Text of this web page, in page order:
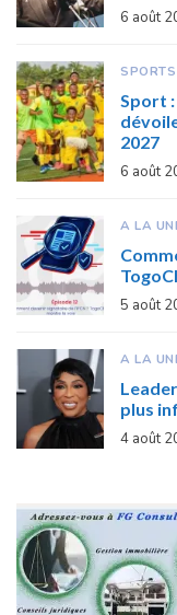
6 août
SPORTS
Sport
2027
6 août
A LA
5 août
A LA
plus
4 août